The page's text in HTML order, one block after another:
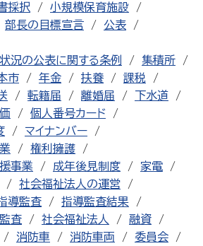
採択
小規模保育施設
部長の目標宣言
公表
況の公表に関する条例
集積所
市 年金 扶養
課税
転籍届 離婚届
下水道
個人番号カード
マイナンバー
権利擁護
事業
成年後見制度
家電
社会福祉法人の運営
導監査
指導監査結果
査
社会福祉法人
融資
消防車 消防車両
委員会